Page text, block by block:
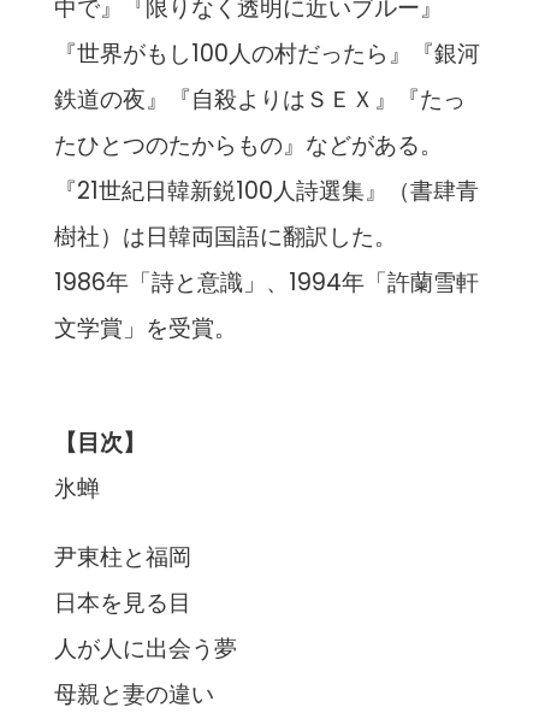
中で』『限りなく透明に近いブルー』
『世界がもし100人の村だったら』『銀河
鉄道の夜』『自殺よりはＳＥＸ』『たっ
たひとつのたからもの』などがある。
『21世紀日韓新鋭100人詩選集』（書肆青
樹社）は日韓両国語に翻訳した。
1986年「詩と意識」、1994年「許蘭雪軒
文学賞」を受賞。
【目次】
氷蝉
尹東柱と福岡
日本を見る目
人が人に出会う夢
母親と妻の違い